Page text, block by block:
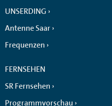
UNSERDING
Antenne Saar
Frequenzen
FERNSEHEN
SR Fernsehen
Programmvorschau